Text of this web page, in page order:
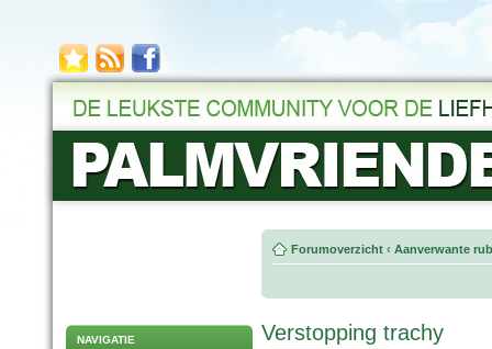
NAVIGATIE
Forumoverzicht ‹ Aanverwante
Verstopping trachy